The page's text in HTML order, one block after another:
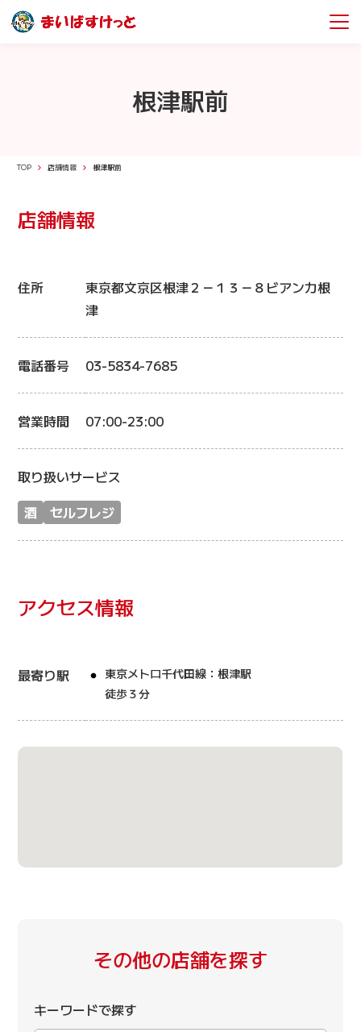
根津駅前
TOP 店舗情報 根津駅前
店舗情報
住所
東京都文京区根津２－１３－８ビアンカ根
津
電話番号 03-5834-7685
営業時間 07:00-23:00
取り扱いサービス
酒
セルフレジ
アクセス情報
最寄り駅
東京メトロ千代田線：根津駅
徒歩３分
その他の店舗を探す
キーワードで探す